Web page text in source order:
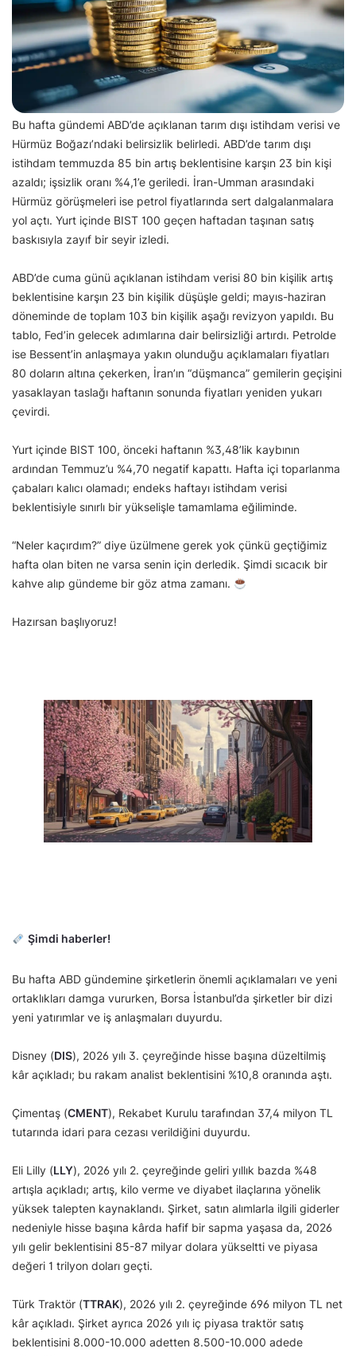
Bu hafta gündemi ABD’de açıklanan tarım dışı istihdam verisi ve
Hürmüz Boğazı’ndaki belirsizlik belirledi. ABD’de tarım dışı
istihdam temmuzda 85 bin artış beklentisine karşın 23 bin kişi
azaldı; işsizlik oranı %4,1’e geriledi. İran-Umman arasındaki
Hürmüz görüşmeleri ise petrol fiyatlarında sert dalgalanmalara
yol açtı. Yurt içinde BIST 100 geçen haftadan taşınan satış
baskısıyla zayıf bir seyir izledi.
ABD’de cuma günü açıklanan istihdam verisi 80 bin kişilik artış
beklentisine karşın 23 bin kişilik düşüşle geldi; mayıs-haziran
döneminde de toplam 103 bin kişilik aşağı revizyon yapıldı. Bu
tablo, Fed’in gelecek adımlarına dair belirsizliği artırdı. Petrolde
ise Bessent’in anlaşmaya yakın olunduğu açıklamaları fiyatları
80 doların altına çekerken, İran’ın “düşmanca” gemilerin geçişini
yasaklayan taslağı haftanın sonunda fiyatları yeniden yukarı
çevirdi.
Yurt içinde BIST 100, önceki haftanın %3,48’lik kaybının
ardından Temmuz’u %4,70 negatif kapattı. Hafta içi toparlanma
çabaları kalıcı olamadı; endeks haftayı istihdam verisi
beklentisiyle sınırlı bir yükselişle tamamlama eğiliminde.
“Neler kaçırdım?” diye üzülmene gerek yok çünkü geçtiğimiz
hafta olan biten ne varsa senin için derledik. Şimdi sıcacık bir
kahve alıp gündeme bir göz atma zamanı.
Hazırsan başlıyoruz!
Şimdi haberler!
Bu hafta ABD gündemine şirketlerin önemli açıklamaları ve yeni
ortaklıkları damga vururken, Borsa İstanbul’da şirketler bir dizi
yeni yatırımlar ve iş anlaşmaları duyurdu.
Disney (DIS), 2026 yılı 3. çeyreğinde hisse başına düzeltilmiş
kâr açıkladı; bu rakam analist beklentisini %10,8 oranında aştı.
Çimentaş (CMENT), Rekabet Kurulu tarafından 37,4 milyon TL
tutarında idari para cezası verildiğini duyurdu.
Eli Lilly (LLY), 2026 yılı 2. çeyreğinde geliri yıllık bazda %48
artışla açıkladı; artış, kilo verme ve diyabet ilaçlarına yönelik
yüksek talepten kaynaklandı. Şirket, satın alımlarla ilgili giderler
nedeniyle hisse başına kârda hafif bir sapma yaşasa da, 2026
yılı gelir beklentisini 85-87 milyar dolara yükseltti ve piyasa
değeri 1 trilyon doları geçti.
Türk Traktör (TTRAK), 2026 yılı 2. çeyreğinde 696 milyon TL net
kâr açıkladı. Şirket ayrıca 2026 yılı iç piyasa traktör satış
beklentisini 8.000-10.000 adetten 8.500-10.000 adede